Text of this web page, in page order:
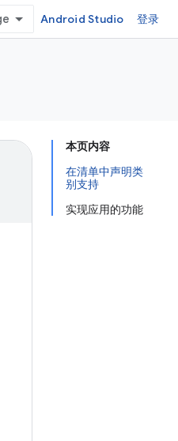
Android Studio 登录
本页内容
在清单中声明类
别支持
实现应用的功能